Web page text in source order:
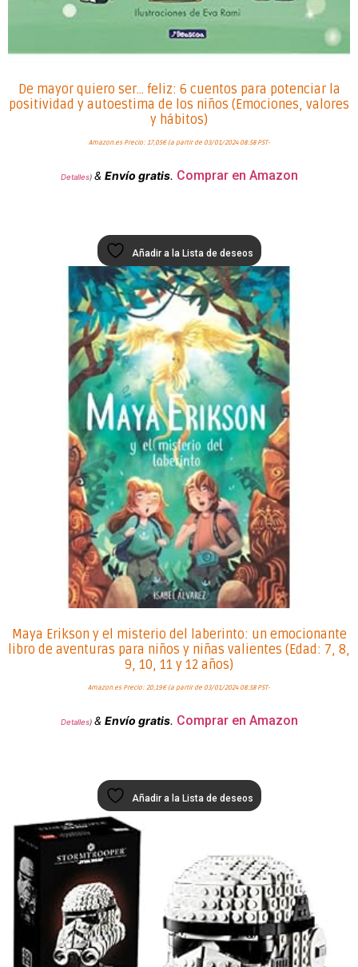
De mayor quiero ser… feliz: 6 cuentos para potenciar la
positividad y autoestima de los niños (Emociones, valores
y hábitos)
Amazon.es Precio: 17,05€(a partir de 03/01/2024 08:58 PST-
Detalles) & Envío gratis. Comprar en Amazon
Añadir a la Lista de deseos
Maya Erikson y el misterio del laberinto: un emocionante
libro de aventuras para niños y niñas valientes (Edad: 7, 8,
9, 10, 11 y 12 años)
Amazon.es Precio: 20,19€(a partir de 03/01/2024 08:58 PST-
Detalles) & Envío gratis. Comprar en Amazon
Añadir a la Lista de deseos